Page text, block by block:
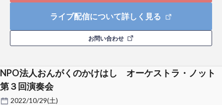
ライブ配信について詳しく見る
お問い合わせ
NPO法人おんがくのかけはし オーケストラ・ノット
第３回演奏会
2022/10/29(土)